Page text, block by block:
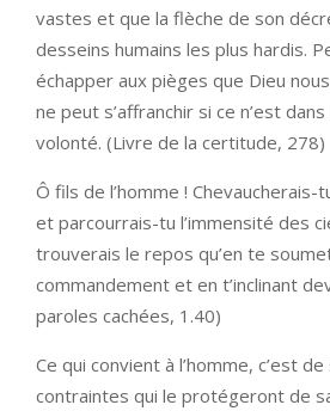
vastes et que la flèche de son
desseins humains les plus hardis.
échapper aux pièges que Dieu
ne peut s’affranchir si ce n’est
volonté. (Livre de la certitude, 278)
Ô fils de l’homme ! Chevaucherais-
et parcourrais-tu l’immensité des
trouverais le repos qu’en te
commandement et en t’inclinant
paroles cachées, 1.40)
Ce qui convient à l’homme, c’est
contraintes qui le protégeront de